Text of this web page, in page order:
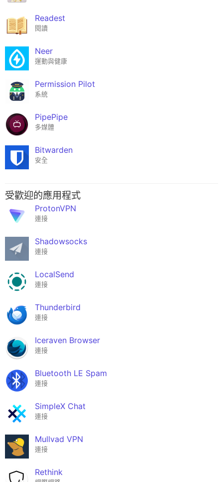
Readest
閱讀
Neer
運動與健康
Permission Pilot
系統
PipePipe
多媒體
Bitwarden
安全
受歡迎的應用程式
ProtonVPN
連接
Shadowsocks
連接
LocalSend
連接
Thunderbird
連接
Iceraven Browser
連接
Bluetooth LE Spam
連接
SimpleX Chat
連接
Mullvad VPN
連接
Rethink